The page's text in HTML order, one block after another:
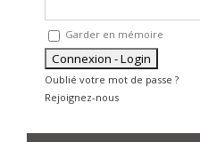
Garder en mémoire
Oublié votre mot de passe ?
Rejoignez-nous